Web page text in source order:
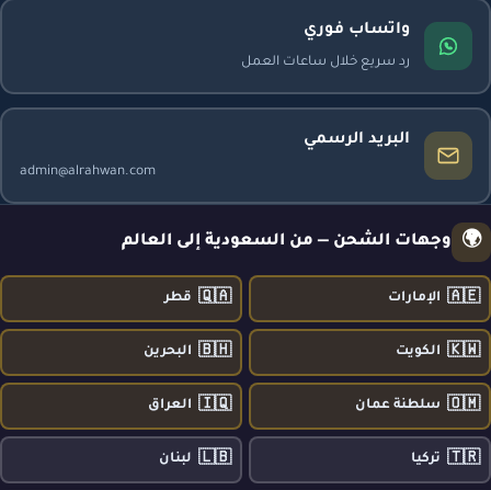
واتساب فوري
رد سريع خلال ساعات العمل
البريد الرسمي
admin@alrahwan.com
🌍 وجهات الشحن — من السعودية إلى العالم
🇦🇪 الإمارات 🇶🇦 قطر
🇰🇼 الكويت 🇧🇭 البحرين
🇴🇲 سلطنة عمان 🇮🇶 العراق
🇹🇷 تركيا 🇱🇧 لبنان